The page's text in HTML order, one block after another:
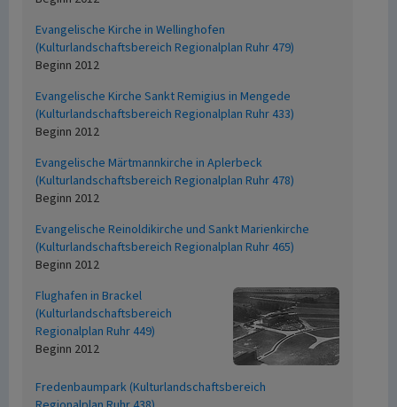
Evangelische Kirche in Wellinghofen
(Kulturlandschaftsbereich Regionalplan Ruhr 479)
Beginn 2012
Evangelische Kirche Sankt Remigius in Mengede
(Kulturlandschaftsbereich Regionalplan Ruhr 433)
Beginn 2012
Evangelische Märtmannkirche in Aplerbeck
(Kulturlandschaftsbereich Regionalplan Ruhr 478)
Beginn 2012
Evangelische Reinoldikirche und Sankt Marienkirche
(Kulturlandschaftsbereich Regionalplan Ruhr 465)
Beginn 2012
Flughafen in Brackel
(Kulturlandschaftsbereich
Regionalplan Ruhr 449)
Beginn 2012
Fredenbaumpark (Kulturlandschaftsbereich